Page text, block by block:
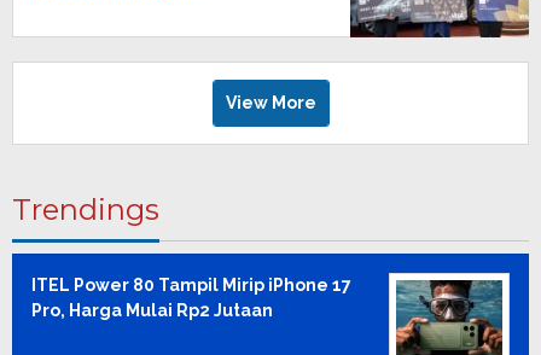
View More
Trendings
ITEL Power 80 Tampil Mirip iPhone 17
Pro, Harga Mulai Rp2 Jutaan